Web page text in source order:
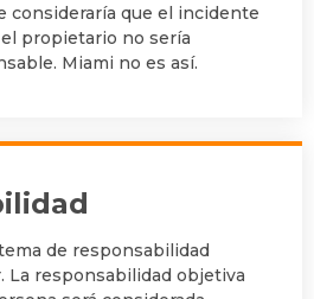
consideraría que el incidente
propietario no sería
Miami no es así.
de responsabilidad
La responsabilidad objetiva